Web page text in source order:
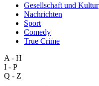
Gesellschaft und Kultur
Nachrichten
Sport
Comedy
True Crime
A - H
I - P
Q - Z